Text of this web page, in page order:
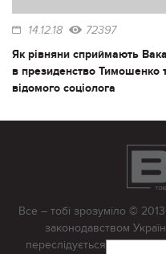
14.12.18 72397
Як рівняни сприймають
в президенство Тимошенко
відомого соціолога
Все – тобі зрозуміло ©
законодавством
переслідується в